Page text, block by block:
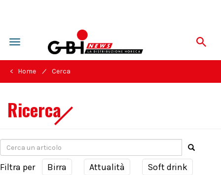
Toggle
navigation
< Home / Cerca
Ricerca
Filtra per Birra Attualità
Soft drink